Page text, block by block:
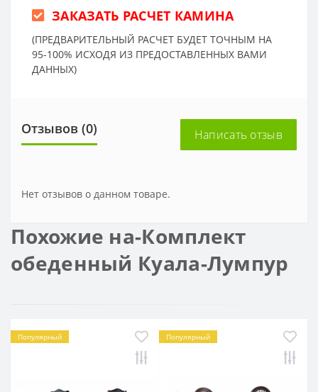
ЗАКАЗАТЬ РАСЧЕТ КАМИНА
(ПРЕДВАРИТЕЛЬНЫЙ РАСЧЕТ БУДЕТ ТОЧНЫМ НА
95-100% ИСХОДЯ ИЗ ПРЕДОСТАВЛЕННЫХ ВАМИ
ДАННЫХ)
Отзывов (0) Написать отзыв
Нет отзывов о данном товаре.
Похожие на-Комплект
обеденный Куала-Лумпур
Популярный Популярный